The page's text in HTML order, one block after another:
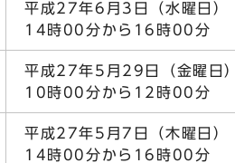
平成27年6月3日（水曜日）
14時00分から16時00分
平成27年5月29日（金曜日）
10時00分から12時00分
平成27年5月7日（木曜日）
14時00分から16時00分